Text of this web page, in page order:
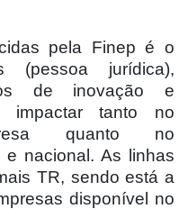
pela Finep é o
(pessoa jurídica),
de inovação e
impactar tanto no
quanto no
e nacional. As linhas
TR, sendo está a
disponível no